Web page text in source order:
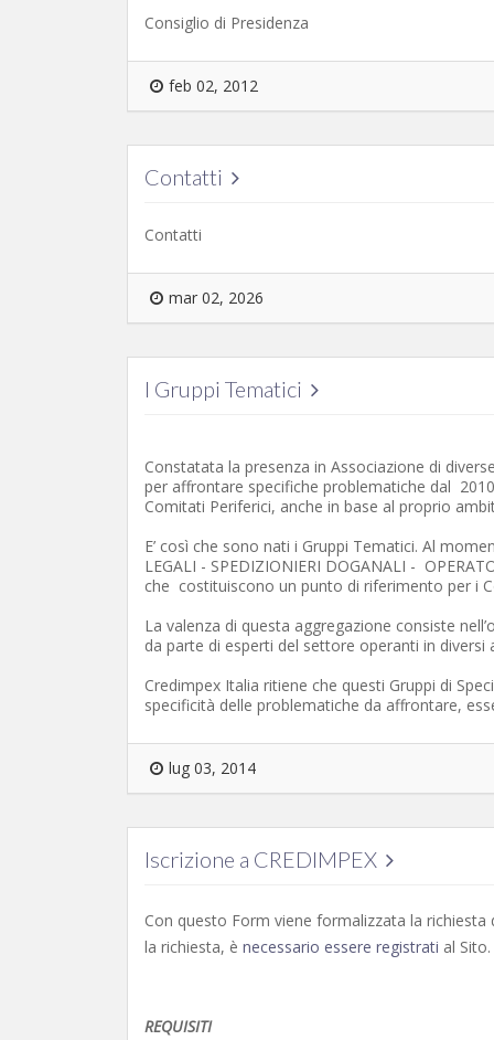
Consiglio di Presidenza
feb 02, 2012
Contatti
Contatti
mar 02, 2026
I Gruppi Tematici
Constatata la presenza in Associazione di
per affrontare specifiche problematiche dal
Comitati Periferici, anche in base al proprio
E’ così che sono nati i Gruppi Tematici. Al
LEGALI - SPEDIZIONIERI DOGANALI -
che costituiscono un punto di riferimento per i
La valenza di questa aggregazione consiste
da parte di esperti del settore operanti in diversi
Credimpex Italia ritiene che questi Gruppi di
specificità delle problematiche da affrontare,
lug 03, 2014
Iscrizione a CREDIMPEX
Con questo Form viene formalizzata la
la richiesta, è necessario essere registrati al Sito.
REQUISITI